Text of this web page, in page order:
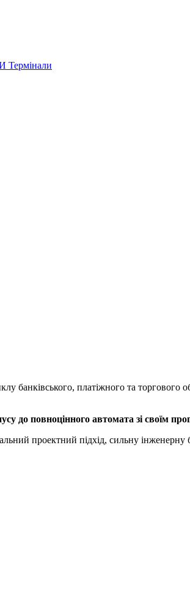
Термінали
платіжного та торгового
до повноцінного автомата зі своїм
проектний підхід, сильну